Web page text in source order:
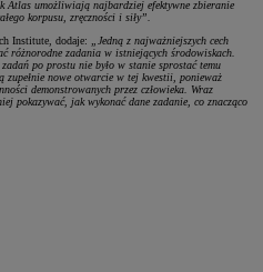
Atlas umożliwiają najbardziej efektywne zbieranie
korpusu, zręczności i siły”.
Institute, dodaje:
„Jedną z najważniejszych cech
różnorodne zadania w istniejących środowiskach.
po prostu nie było w stanie sprostać temu
zupełnie nowe otwarcie w tej kwestii, ponieważ
demonstrowanych przez człowieka. Wraz
pokazywać, jak wykonać dane zadanie, co znacząco